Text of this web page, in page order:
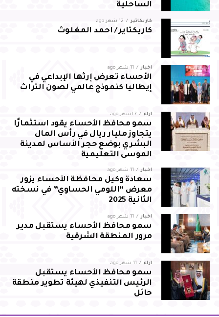
الساحلية
كاريكاتير 12 شهر ago
كاريكتاير / احمد المغلوث
أخبار 11 شهر ago
الأحساء تعرض إرثها الإبداعي في
إيطاليا كنموذج عالمي لصون التراث
آراء 7 أشهر ago
سمو محافظ الأحساء يقود استثمارًا
يتجاوز مليار ريال في رأس المال
البشري بوضع حجر الأساس لمدينة
الموسى التعليمية
أخبار 11 شهر ago
سعادة وكيل محافظة الأحساء يزور
معرض “اللومي الحساوي” في نسخته
الثانية 2025
أخبار 11 شهر ago
سمو محافظ الأحساء يستقبل مدير
مرور المنطقة الشرقية
آراء 11 شهر ago
سمو محافظ الأحساء يستقبل
الرئيس التنفيذي لهيئة تطوير منطقة
حائل